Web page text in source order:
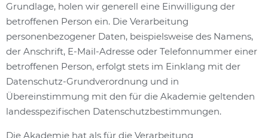
Grundlage, holen wir generell eine Einwilligung der
betroffenen Person ein. Die Verarbeitung
personenbezogener Daten, beispielsweise des Namens,
der Anschrift, E-Mail-Adresse oder Telefonnummer einer
betroffenen Person, erfolgt stets im Einklang mit der
Datenschutz-Grundverordnung und in
Übereinstimmung mit den für die Akademie geltenden
landesspezifischen Datenschutzbestimmungen.
Die Akademie hat als für die Verarbeitung